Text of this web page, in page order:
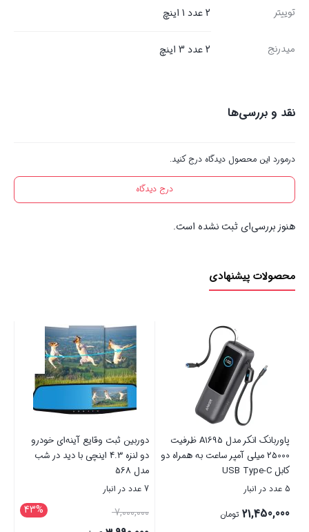
توییتر 2 عدد 1 اینچ
میدرنج 2 عدد 3 اینچ
نقد و بررسی‌ها
درمورد این محصول دیدگاه درج کنید.
درج دیدگاه
هنوز بررسی‌ای ثبت نشده است.
محصولات پیشنهادی
آینه‌ای خودرو
4.3 اینچی با دید در شب
43%
ریموت کنترل تلویزیون آیوا مدل
LED + باتری رایگان
باتری رایگان
lite LTE6
43,500,000